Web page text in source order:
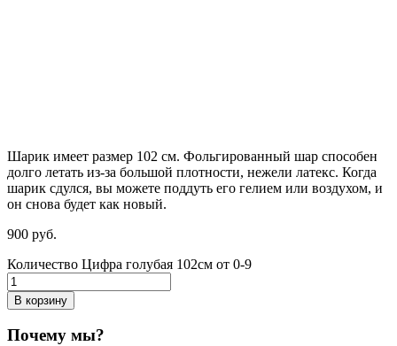
Шарик имеет размер 102 см. Фольгированный шар способен
долго летать из-за большой плотности, нежели латекс. Когда
шарик сдулся, вы можете поддуть его гелием или воздухом, и
он снова будет как новый.
900 руб.
Количество Цифра голубая 102см от 0-9
В корзину
Почему мы?